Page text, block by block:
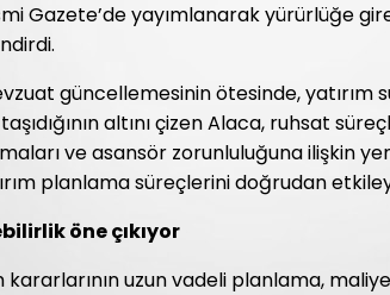
Gazete’de yayımlanarak yürürlüğe
güncellemesinin ötesinde, yatırım
altını çizen Alaca, ruhsat
ve asansör zorunluluğuna ilişkin
planlama süreçlerini doğrudan
öne çıkıyor
uzun vadeli planlama,